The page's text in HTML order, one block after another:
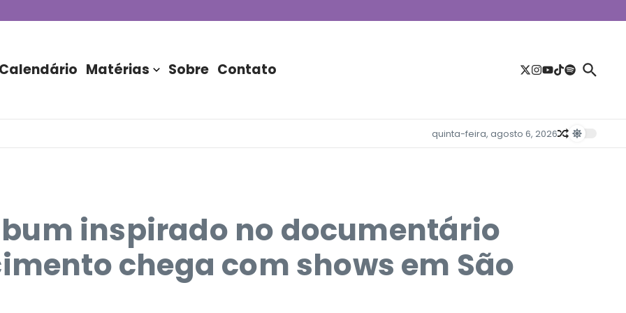
do Nubank Parque
Calendário Matérias Sobre Contato
quinta-feira, agosto 6, 2026
inspirado no documentário
chega com shows em São